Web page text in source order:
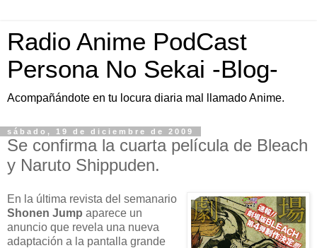
Radio Anime PodCast
Persona No Sekai -Blog-
Acompañándote en tu locura diaria mal llamado Anime.
sábado, 19 de diciembre de 2009
Se confirma la cuarta película de Bleach
y Naruto Shippuden.
En la última revista del semanario
Shonen Jump aparece un
anuncio que revela una nueva
adaptación a la pantalla grande